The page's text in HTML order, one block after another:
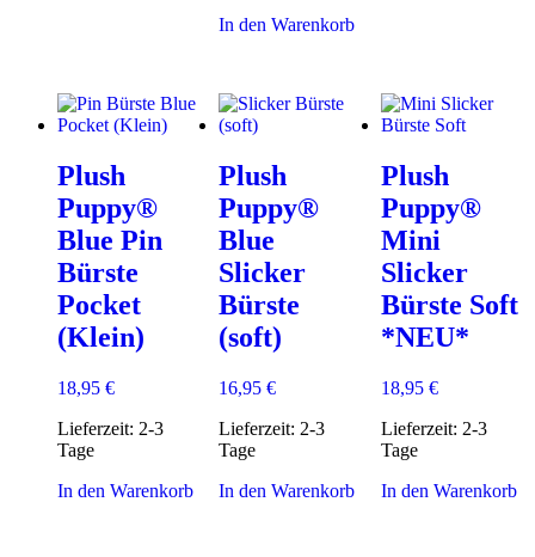
In den Warenkorb
Plush
Puppy®
Blue Pin
Bürste
Pocket
(Klein)
18,95 €
Lieferzeit: 2-3
Tage
In den Warenkorb
Plush
Puppy®
Blue
Slicker
Bürste
(soft)
16,95€
Lieferzeit: 2-3
Tage
In den Warenkorb
Plush
Puppy®
Mini
Slicker
Bürste Soft
*NEU*
18,95 €
Lieferzeit: 2-3
Tage
In den Warenkorb